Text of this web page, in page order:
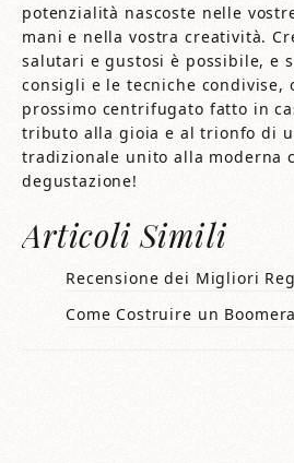
potenzialità nascoste nelle
mani e nella vostra creatività.
salutari e gustosi è possibile, e
consigli e le tecniche condivise,
prossimo centrifugato fatto in
tributo alla gioia e al trionfo di
tradizionale unito alla moderna
degustazione!
Articoli Simili
Recensione dei Migliori
Come Costruire un